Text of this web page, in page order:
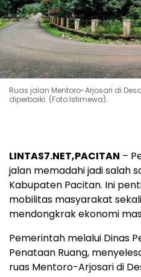
Ruas jalan Mentoro-Arjosari di
diperbaiki. (Foto:Istimewa).
LINTAS7.NET,PACITAN –
jalan memadahi jadi salah
Kabupaten Pacitan. Ini
mobilitas masyarakat
mendongkrak ekonomi
Pemerintah melalui Dinas
Penataan Ruang,
ruas Mentoro-Arjosari di